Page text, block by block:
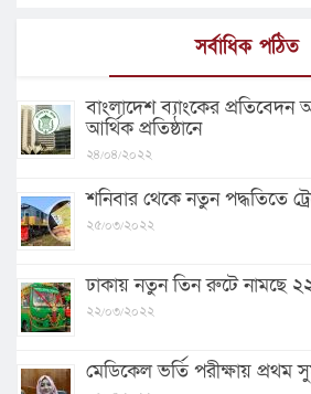
সর্বাধিক পঠিত
বাংলাদেশ ব্যাংকের
আর্থিক প্রতিষ্ঠানে
২৪/০৪/২০২২
শনিবার থেকে নতুন পদ্ধতিতে
২৫/০৩/২০২২
ঢাকায় নতুন তিন রুটে নামছে
২২/০৩/২০২২
মেডিকেল ভর্তি পরীক্ষায় প্রথম